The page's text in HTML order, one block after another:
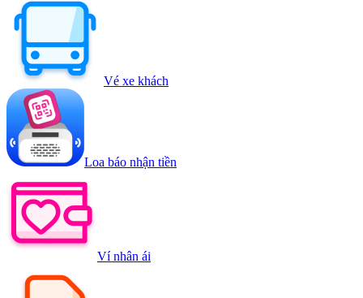
Vé xe khách
Loa báo nhận tiền
Ví nhân ái